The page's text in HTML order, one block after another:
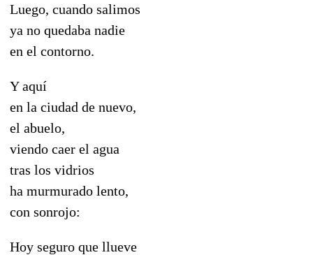
Luego, cuando salimos
ya no quedaba nadie
en el contorno.
Y aquí
en la ciudad de nuevo,
el abuelo,
viendo caer el agua
tras los vidrios
ha murmurado lento,
con sonrojo:
Hoy seguro que llueve